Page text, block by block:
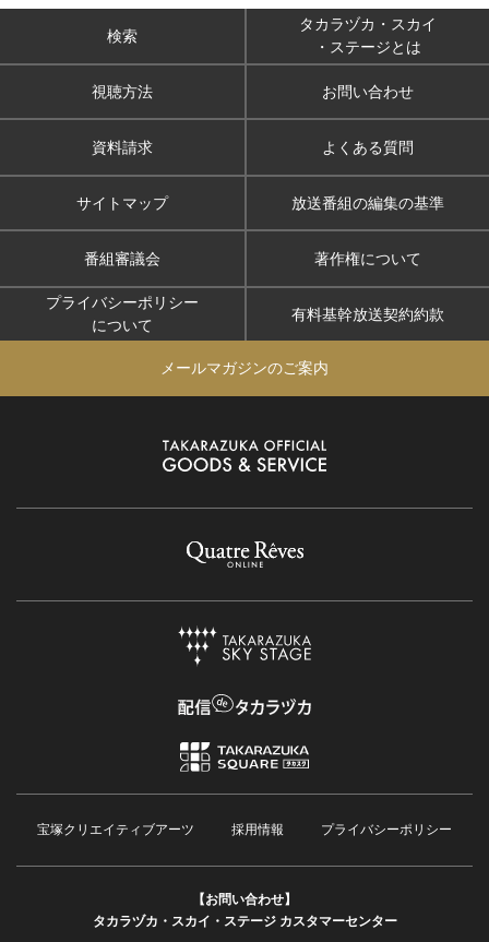
検索
タカラヅカ・スカイ
・ステージとは
視聴方法 お問い合わせ
資料請求 よくある質問
サイトマップ 放送番組の編集の基準
番組審議会 著作権について
プライバシーポリシー
について
有料基幹放送契約約款
メールマガジンのご案内
宝塚クリエイティブアーツ 採用情報 プライバシーポリシー
【お問い合わせ】
タカラヅカ・スカイ・ステージ カスタマーセンター